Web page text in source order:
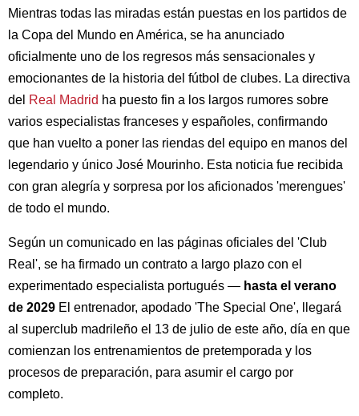
Mientras todas las miradas están puestas en los partidos de
la Copa del Mundo en América, se ha anunciado
oficialmente uno de los regresos más sensacionales y
emocionantes de la historia del fútbol de clubes. La directiva
del Real Madrid ha puesto fin a los largos rumores sobre
varios especialistas franceses y españoles, confirmando
que han vuelto a poner las riendas del equipo en manos del
legendario y único José Mourinho. Esta noticia fue recibida
con gran alegría y sorpresa por los aficionados 'merengues'
de todo el mundo.
Según un comunicado en las páginas oficiales del 'Club
Real', se ha firmado un contrato a largo plazo con el
experimentado especialista portugués — hasta el verano
de 2029 El entrenador, apodado 'The Special One', llegará
al superclub madrileño el 13 de julio de este año, día en que
comienzan los entrenamientos de pretemporada y los
procesos de preparación, para asumir el cargo por
completo.